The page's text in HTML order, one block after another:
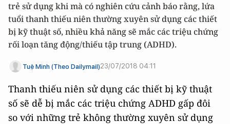
trẻ sử dụng khi mà có nghiên cứu cảnh báo rằng, lứa
tuổi thanh thiếu niên thường xuyên sử dụng các thiết
bị kỹ thuật số, nhiều khả năng sẽ mắc các triệu chứng
rối loạn tăng động/thiếu tập trung (ADHD).
Tuệ Minh (Theo Dailymail)23/07/2018 04:11
Thanh thiếu niên sử dụng các thiết bị kỹ thuật
số sẽ dễ bị mắc các triệu chứng ADHD gấp đôi
so với những trẻ không thường xuyên sử dụng